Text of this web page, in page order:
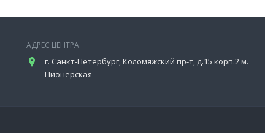
АДРЕС ЦЕНТРА:
г. Санкт-Петербург, Коломяжский пр-т, д.15 корп.2 м.
Пионерская